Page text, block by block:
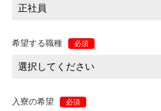
希望する職種 必須
入寮の希望 必須